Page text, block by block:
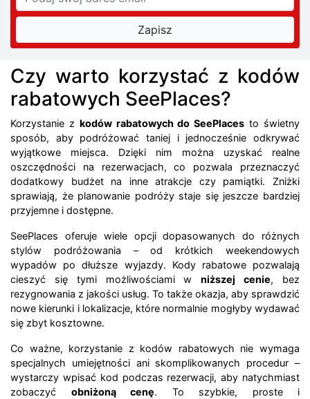
Czy warto korzystać z kodów
rabatowych SeePlaces?
Korzystanie z kodów rabatowych do SeePlaces to świetny
sposób, aby podróżować taniej i jednocześnie odkrywać
wyjątkowe miejsca. Dzięki nim można uzyskać realne
oszczędności na rezerwacjach, co pozwala przeznaczyć
dodatkowy budżet na inne atrakcje czy pamiątki. Zniżki
sprawiają, że planowanie podróży staje się jeszcze bardziej
przyjemne i dostępne.
SeePlaces oferuje wiele opcji dopasowanych do różnych
stylów podróżowania – od krótkich weekendowych
wypadów po dłuższe wyjazdy. Kody rabatowe pozwalają
cieszyć się tymi możliwościami wniższej cenie, bez
rezygnowania z jakości usług. To także okazja, aby sprawdzić
nowe kierunki i lokalizacje, które normalnie mogłyby wydawać
się zbyt kosztowne.
Co ważne, korzystanie z kodów rabatowych nie wymaga
specjalnych umiejętności ani skomplikowanych procedur –
wystarczy wpisać kod podczas rezerwacji, aby natychmiast
zobaczyć obniżoną cenę. To szybkie, proste i